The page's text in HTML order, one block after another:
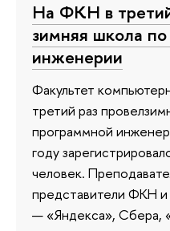
На ФКН в
зимняя школа
инженерии
Факультет
третий раз
программной
году
человек.
представители ФКН
— «Яндекса», Сбера,